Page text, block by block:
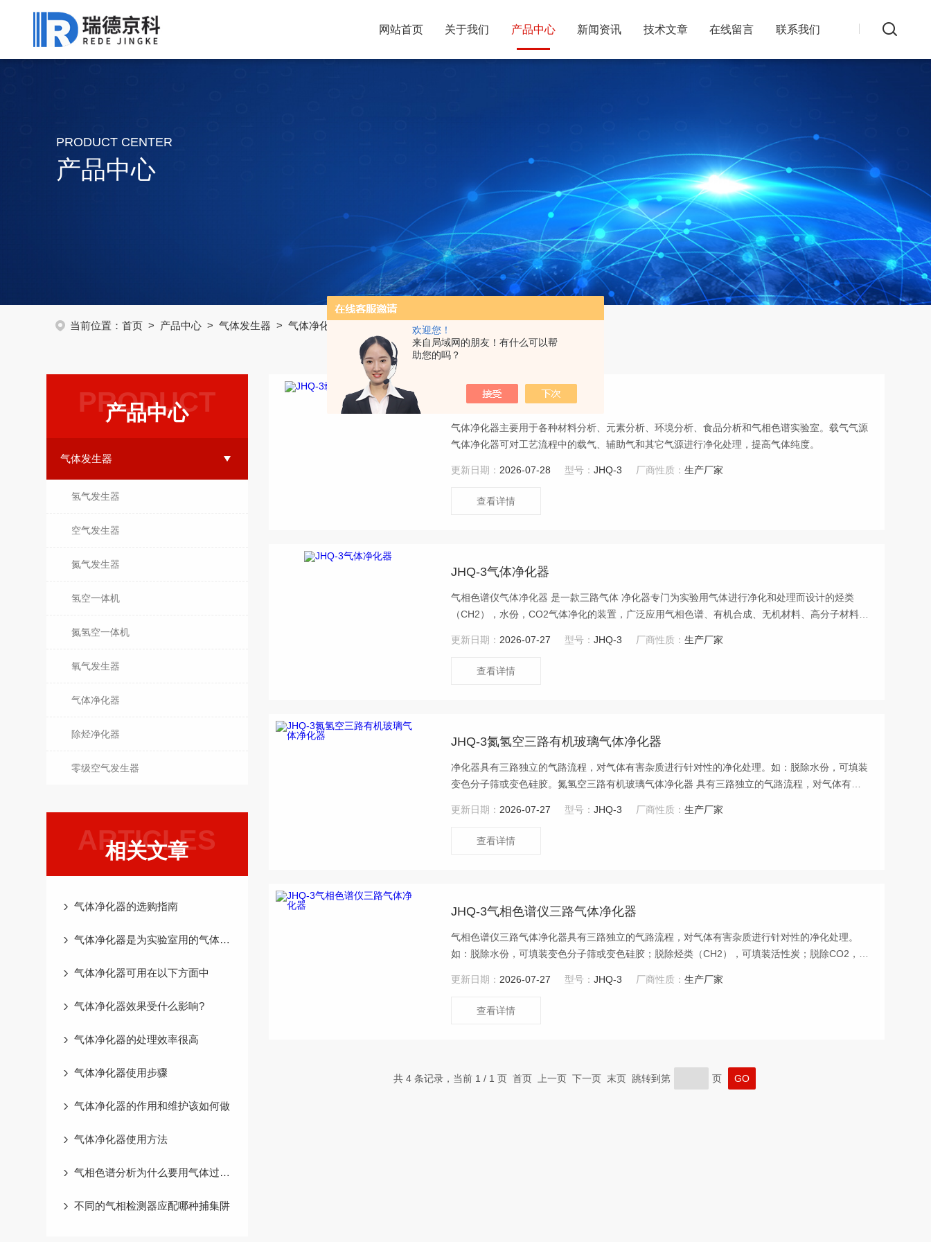
欢迎您！
来自局域网的朋友！有什么可以帮
助您的吗？
网站首页 关于我们 产品中心 新闻资讯 技术文章 在线留言 联系我们
PRODUCT CENTER
产品中心
当前位置：首页 > 产品中心 >气体发生器 > 气体净化器
PRODUCT
产品中心
气体发生器
氢气发生器
空气发生器
氮气发生器
氢空一体机
氮氢空一体机
氧气发生器
气体净化器
除烃净化器
零级空气发生器
ARTICLES
相关文章
气体净化器的选购指南
气体净化器是为实验室用的气体净化处理而制造的小型净化装置
气体净化器可用在以下方面中
气体净化器效果受什么影响?
气体净化器的处理效率很高
气体净化器使用步骤
气体净化器的作用和维护该如何做
气体净化器使用方法
气相色谱分析为什么要用气体过滤器
不同的气相检测器应配哪种捕集阱
JHQ-3载气气源气体净化器
气体净化器主要用于各种材料分析、元素分析、环境分析、食品分析和气相色谱实验室。载气气源
气体净化器可对工艺流程中的载气、辅助气和其它气源进行净化处理，提高气体纯度。
更新日期： 2026-07-28 型号：JHQ-3 厂商性质：生产厂家
查看详情
JHQ-3气体净化器
气相色谱仪气体净化器 是一款三路气体 净化器专门为实验用气体进行净化和处理而设计的烃类
（CH2），水份，CO2气体净化的装置，广泛应用气相色谱、有机合成、无机材料、高分子材料、
更新日期： 2026-07-27 型号：JHQ-3 厂商性质：生产厂家
查看详情
JHQ-3氮氢空三路有机玻璃气体净化器
净化器具有三路独立的气路流程，对气体有害杂质进行针对性的净化处理。如：脱除水份，可填装
变色分子筛或变色硅胶。氮氢空三路有机玻璃气体净化器 具有三路独立的气路流程，对气体有害
求。为色谱仪器提供youzhi气源。
更新日期： 2026-07-27 型号：JHQ-3 厂商性质：生产厂家
查看详情
JHQ-3气相色谱仪三路气体净化器
气相色谱仪三路气体净化器具有三路独立的气路流程，对气体有害杂质进行针对性的净化处理。
如：脱除水份，可填装变色分子筛或变色硅胶；脱除烃类（CH2），可填装活性炭；脱除CO2，可
更新日期： 2026-07-27 型号：JHQ-3 厂商性质：生产厂家
查看详情
共 4 条记录，当前 1 / 1 页 首页 上一页 下一页 末页 跳转到第 页